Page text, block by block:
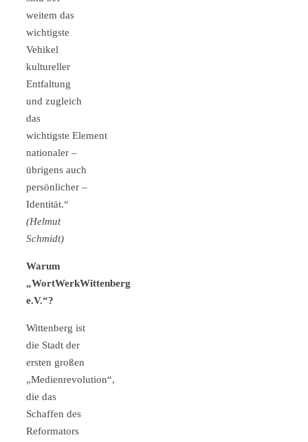
weitem das
wichtigste
Vehikel
kultureller
Entfaltung
und zugleich
das
wichtigste Element
nationaler –
übrigens auch
persönlicher –
Identität.“
(Helmut
Schmidt)
Warum
„WortWerkWittenberg
e.V.“?
Wittenberg ist
die Stadt der
ersten großen
„Medienrevolution“,
die das
Schaffen des
Reformators